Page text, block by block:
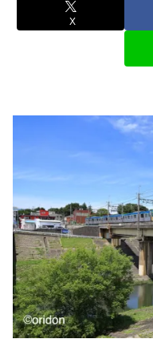
X